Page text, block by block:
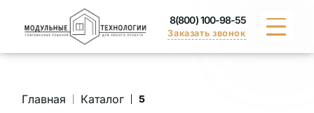
8(800) 100-98-55
Заказать звонок
Главная Каталог 5